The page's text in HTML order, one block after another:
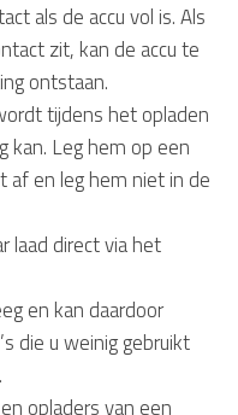
als de accu vol is. Als
zit, kan de accu te
ontstaan.
tijdens het opladen
Leg hem op een
af en leg hem niet in de
laad direct via het
en kan daardoor
die u weinig gebruikt
opladers van een